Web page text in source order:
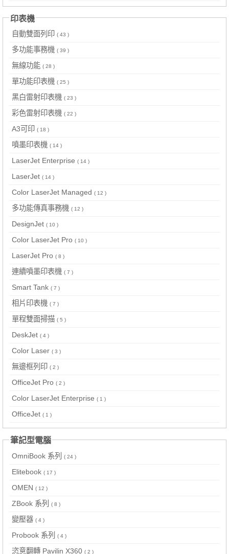
印表機
自動雙面列印 ( 43 )
多功能事務機 ( 39 )
無線功能 ( 28 )
單功能印表機 ( 25 )
黑白雷射印表機 ( 23 )
彩色雷射印表機 ( 22 )
A3可印 ( 18 )
噴墨印表機 ( 14 )
LaserJet Enterprise ( 14 )
LaserJet ( 14 )
Color LaserJet Managed ( 12 )
多功能傳真事務機 ( 12 )
DesignJet ( 10 )
Color LaserJet Pro ( 10 )
LaserJet Pro ( 8 )
連續噴墨印表機 ( 7 )
Smart Tank ( 7 )
相片印表機 ( 7 )
單程雙面掃描 ( 5 )
DeskJet ( 4 )
Color Laser ( 3 )
無邊框列印 ( 2 )
OfficeJet Pro ( 2 )
Color LaserJet Enterprise ( 1 )
OfficeJet ( 1 )
筆記型電腦
OmniBook 系列 ( 24 )
Elitebook ( 17 )
OMEN ( 12 )
ZBook 系列 ( 8 )
變壓器 ( 4 )
Probook 系列 ( 4 )
恣意翻轉 Pavilin X360 ( 2 )